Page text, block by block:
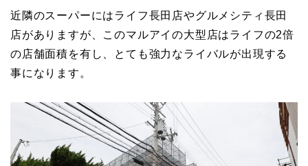
近隣のスーパーにはライフ長田店やグルメシティ長田
店がありますが、このマルアイの大型店はライフの2倍
の店舗面積を有し、とても強力なライバルが出現する
事になります。